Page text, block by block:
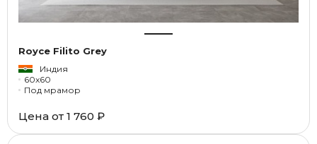
Royce Filito Grey
Индия
60x60
Под мрамор
Цена от 1 760 ₽